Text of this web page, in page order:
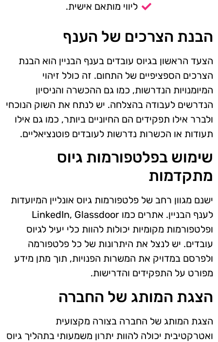
ליווי מותאם אישית.
הבנת הצרכים של הענף
הצעד הראשון בגיוס עובדים בענף הבניין הוא הבנת
הצרכים הספציפיים של התחום. זה כולל זיהוי
המיומנויות הנדרשות, כמו גם ההכשרה והניסיון
הנדרשים לעבודה בהצלחה. יש לנתח את השוק הנוכחי
ולברר אילו תפקידים הם החיוניים ביותר, כמו גם אילו
תעודות או הכשרות נדרשות לעובדים פוטנציאליים.
שימוש בפלטפורמות גיוס
מתקדמות
ישנם מגוון רחב של פלטפורמות גיוס אונליין המיועדות
לענף הבניין. אתרים כמו LinkedIn, Glassdoor
ופלטפורמות מקומיות יכולות להוות כלי יעיל לגיוס
עובדים. יש לנצל את היתרונות של כל פלטפורמה
ולפרסם במדויק את המשרות הפנויות, תוך מתן מידע
מפורט על התפקידים והדרישות.
הצגת המותג של החברה
הצגת המותג של החברה בצורה מקצועית
ואטרקטיבית יכולה להוות יתרון משמעותי בתהליך גיוס